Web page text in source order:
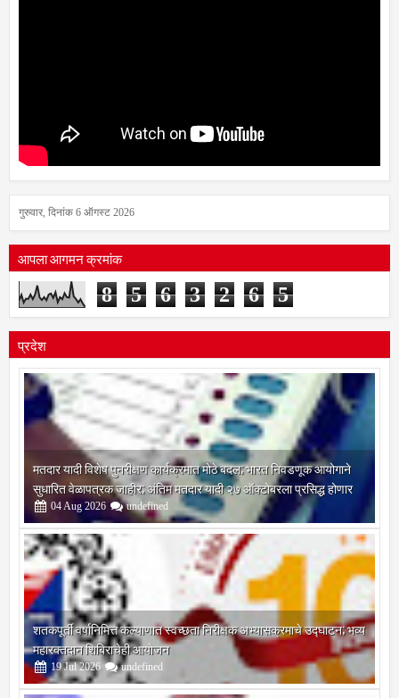
गुरुवार, दिनांक 6 ऑगस्ट 2026
आपला आगमन क्रमांक
8 5 6 3 2 6 5
प्रदेश
मतदार यादी विशेष पुनरीक्षण कार्यक्रमात मोठे बदल; भारत निवडणूक आयोगाने
सुधारित वेळापत्रक जाहीर; अंतिम मतदार यादी २७ ऑक्टोबरला प्रसिद्ध होणार
04Aug 2026 undefined
शतकपूर्ती वर्षानिमित्त कल्याणात स्वच्छता निरीक्षक अभ्यासक्रमाचे उद्घाटन; भव्य
महारक्तदान शिबिराचेही आयोजन
19 Jul 2026 undefined